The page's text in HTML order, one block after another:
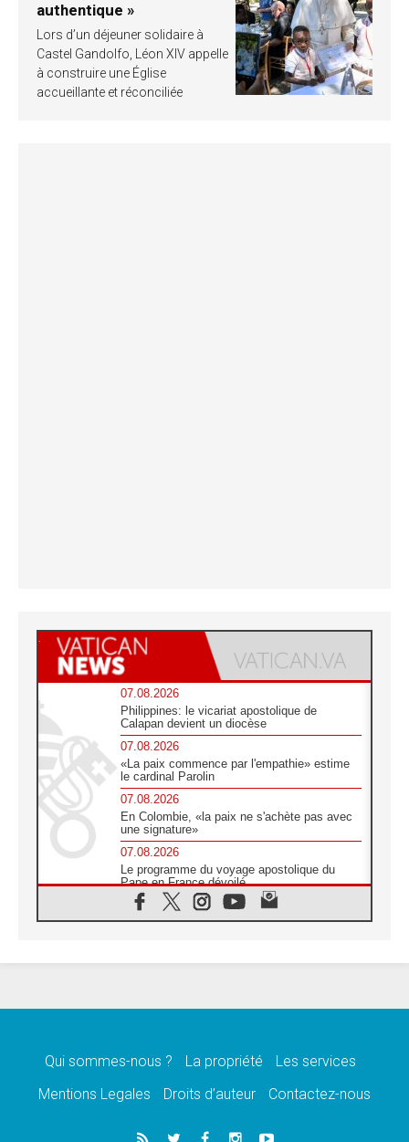
authentique »
Lors d’un déjeuner solidaire à
Castel Gandolfo, Léon XIV appelle
à construire une Église
accueillante et réconciliée
07.08.2026
Philippines: le vicariat apostolique de
Calapan devient un diocèse
07.08.2026
«La paix commence par l'empathie» estime
le cardinal Parolin
07.08.2026
En Colombie, «la paix ne s'achète pas avec
une signature»
07.08.2026
Le programme du voyage apostolique du
Pape en France dévoilé
07.08.2026
1ère Conférence continentale sur l'éducation
07.08.2026
07.08.2026
lancement des «dix jours de prière pour la
06.08.2026
Qui sommes-nous ? La propriété
Les services
Mentions Legales
Droits d’auteur Contactez-nous